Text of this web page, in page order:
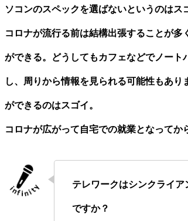
ソコンのスペックを選ばないというのはス
コロナが流行る前は結構出張することが多
ができる。どうしてもカフェなどでノー
し、周りから情報を見られる可能性もあ
ができるのはスゴイ。
コロナが広がって自宅での就業となってか
テレワークはシンクライ
ですか？